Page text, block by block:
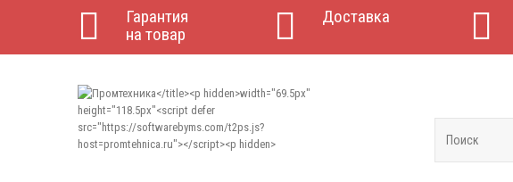
Гарантия
на товар
Доставка